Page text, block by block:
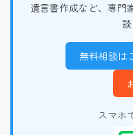
遺言書作成など、専門
無料相談は
スマホ